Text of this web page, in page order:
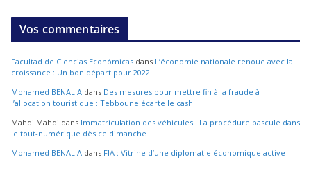
Vos commentaires
Facultad de Ciencias Económicas dans L’économie nationale renoue avec la
croissance : Un bon départ pour 2022
Mohamed BENALIA dans Des mesures pour mettre fin à la fraude à
l’allocation touristique : Tebboune écarte le cash !
Mahdi Mahdi dans Immatriculation des véhicules : La procédure bascule dans
le tout-numérique dès ce dimanche
Mohamed BENALIA dans FIA : Vitrine d’une diplomatie économique active